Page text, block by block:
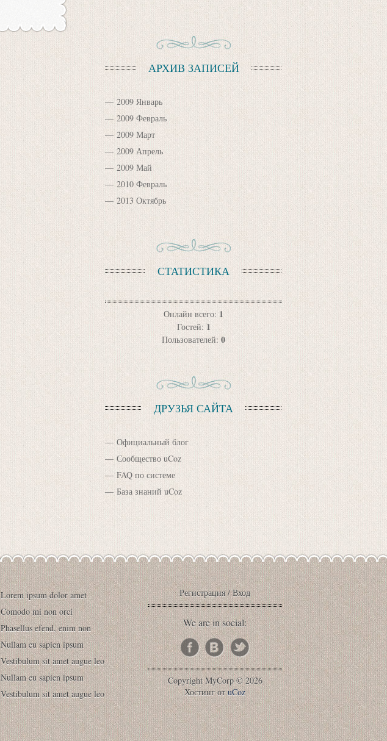
АРХИВ ЗАПИСЕЙ
2009 Январь
2009 Февраль
2009 Март
2009 Апрель
2009 Май
2010 Февраль
2013 Октябрь
СТАТИСТИКА
Онлайн всего: 1
Гостей: 1
Пользователей:0
ДРУЗЬЯ САЙТА
Официальный блог
Сообщество uCoz
FAQ по системе
База знаний uCoz
Lorem ipsum dolor amet
Comodo mi non orci
Phasellus efend, enim non
Nullam eu sapien ipsum
Vestibulum sit amet augue leo
Nullam eu sapien ipsum
Vestibulum sit amet augue leo
Регистрация/Вход
We are in social:
Copyright MyCorp © 2026
Хостинг отuCoz